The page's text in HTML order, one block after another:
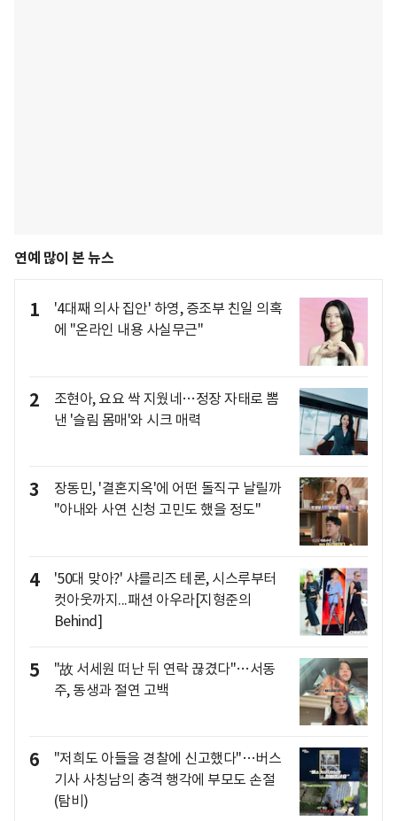
연예 많이 본 뉴스
1
'4대째 의사 집안' 하영, 증조부 친일 의혹
에 "온라인 내용 사실무근"
2
조현아, 요요 싹 지웠네…정장 자태로 뽐
낸 '슬림 몸매'와 시크 매력
3
장동민, '결혼지옥'에 어떤 돌직구 날릴까
"아내와 사연 신청 고민도 했을 정도"
4
'50대 맞아?' 샤를리즈 테론, 시스루부터
컷아웃까지...패션 아우라[지형준의
Behind]
5
"故 서세원 떠난 뒤 연락 끊겼다"…서동
주, 동생과 절연 고백
6
"저희도 아들을 경찰에 신고했다"…버스
기사 사칭남의 충격 행각에 부모도 손절
(탐비)